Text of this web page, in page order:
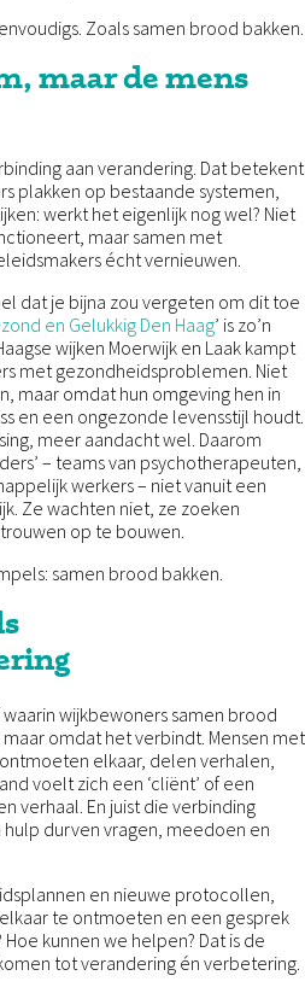
Zoals samen brood bakken.
maar de mens
aan verandering. Dat betekent
plakken op bestaande systemen,
werkt het eigenlijk nog wel? Niet
maar samen met
écht vernieuwen.
dat je bijna zou vergeten om dit toe
en Gelukkig Den Haag’ is zo’n
wijken Moerwijk en Laak kampt
met gezondheidsproblemen. Niet
maar omdat hun omgeving hen in
en een ongezonde levensstijl houdt.
meer aandacht wel. Daarom
– teams van psychotherapeuten,
werkers – niet vanuit een
Ze wachten niet, ze zoeken
op te bouwen.
samen brood bakken.
wijkbewoners samen brood
omdat het verbindt. Mensen met
elkaar, delen verhalen,
voelt zich een ‘cliënt’ of een
verhaal. En juist die verbinding
durven vragen, meedoen en
en nieuwe protocollen,
te ontmoeten en een gesprek
kunnen we helpen? Dat is de
tot verandering én verbetering.